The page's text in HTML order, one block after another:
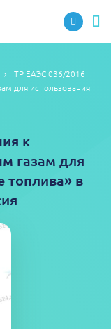
ТР ЕАЭС 036/2016
для использования
к
газам для
топлива» в